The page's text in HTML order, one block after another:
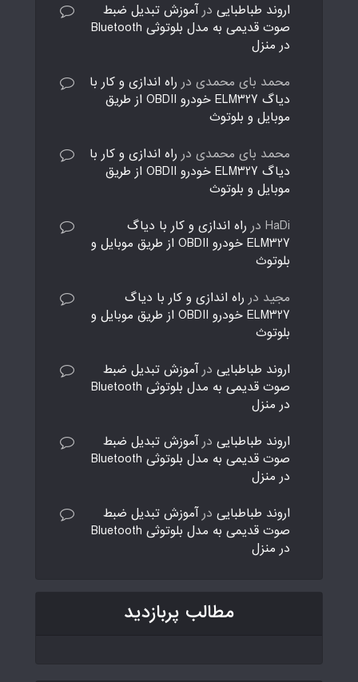
اروند طباطبایی در آموزش تبدیل ضبط
صوت قدیمی به مدل بلوتوثی Bluetooth
در منزل
محمد بای محمدی در راه اندازی و کار با
دیاگ ELM327 خودرو OBDII از طریق
موبایل و بلوتوث
محمد بای محمدی در راه اندازی و کار با
دیاگ ELM327 خودرو OBDII از طریق
موبایل و بلوتوث
HaDi در راه اندازی و کار با دیاگ
ELM327 خودرو OBDII از طریق موبایل و
بلوتوث
مجید در راه اندازی و کار با دیاگ
ELM327 خودرو OBDII از طریق موبایل و
بلوتوث
اروند طباطبایی در آموزش تبدیل ضبط
صوت قدیمی به مدل بلوتوثی Bluetooth
در منزل
اروند طباطبایی در آموزش تبدیل ضبط
صوت قدیمی به مدل بلوتوثی Bluetooth
در منزل
اروند طباطبایی در آموزش تبدیل ضبط
صوت قدیمی به مدل بلوتوثی Bluetooth
در منزل
مطالب پربازدید